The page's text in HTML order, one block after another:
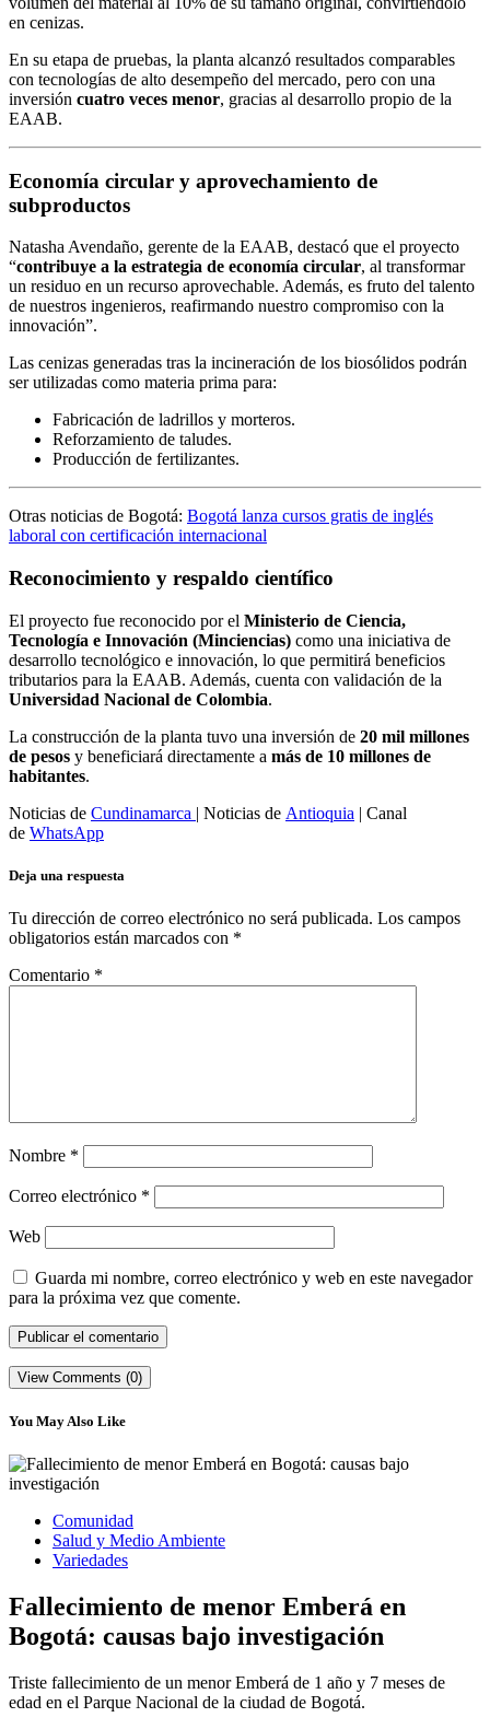
en cenizas.
En su etapa de pruebas, la planta alcanzó resultados comparables
con tecnologías de alto desempeño del mercado, pero con una
inversión cuatro veces menor, gracias al desarrollo propio de la
EAAB.
Economía circular y aprovechamiento de
subproductos
Natasha Avendaño, gerente de la EAAB, destacó que el proyecto
“contribuye a la estrategia de economía circular, al transformar
un residuo en un recurso aprovechable. Además, es fruto del talento
de nuestros ingenieros, reafirmando nuestro compromiso con la
innovación”.
Las cenizas generadas tras la incineración de los biosólidos podrán
ser utilizadas como materia prima para:
Fabricación de ladrillos y morteros.
Reforzamiento de taludes.
Producción de fertilizantes.
Otras noticias de Bogotá: Bogotá lanza cursos gratis de inglés
laboral con certificación internacional
Reconocimiento y respaldo científico
El proyecto fue reconocido por el Ministerio de Ciencia,
Tecnología e Innovación (Minciencias) como una iniciativa de
desarrollo tecnológico e innovación, lo que permitirá beneficios
tributarios para la EAAB. Además, cuenta con validación de la
Universidad Nacional de Colombia.
La construcción de la planta tuvo una inversión de 20 mil millones
de pesos y beneficiará directamente a más de 10 millones de
habitantes.
Noticias de Cundinamarca | Noticias de Antioquia | Canal
de WhatsApp
Deja una respuesta
Tu dirección de correo electrónico no será publicada. Los campos
obligatorios están marcados con *
Comentario *
Nombre *
Correo electrónico *
Web
Guarda mi nombre, correo electrónico y web en este navegador
para la próxima vez que comente.
View Comments (0)
You May Also Like
Comunidad
Salud y Medio Ambiente
Variedades
Fallecimiento de menor Emberá en
Bogotá: causas bajo investigación
Triste fallecimiento de un menor Emberá de 1 año y 7 meses de
edad en el Parque Nacional de la ciudad de Bogotá.